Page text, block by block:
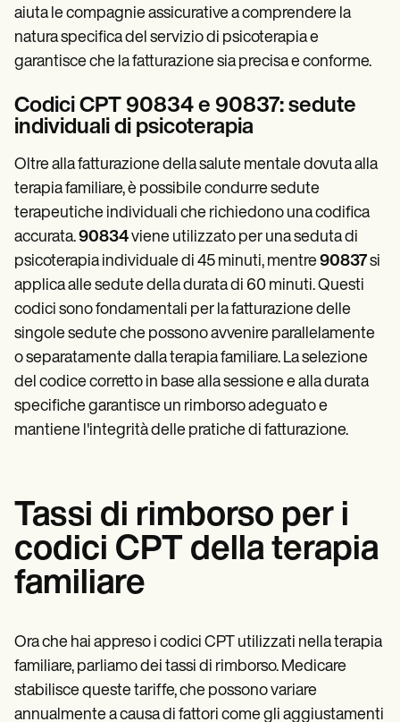
aiuta le compagnie assicurative a comprendere la
natura specifica del servizio di psicoterapia e
garantisce che la fatturazione sia precisa e conforme.
Codici CPT 90834 e 90837: sedute
individuali di psicoterapia
Oltre alla fatturazione della salute mentale dovuta alla
terapia familiare, è possibile condurre sedute
terapeutiche individuali che richiedono una codifica
accurata.90834viene utilizzato per una seduta di
psicoterapia individuale di 45 minuti, mentre90837si
applica alle sedute della durata di 60 minuti. Questi
codici sono fondamentali per la fatturazione delle
singole sedute che possono avvenire parallelamente
o separatamente dalla terapia familiare. La selezione
del codice corretto in base alla sessione e alla durata
specifiche garantisce un rimborso adeguato e
mantiene l'integrità delle pratiche di fatturazione.
Tassi di rimborso per i
codici CPT della terapia
familiare
Ora che hai appreso i codici CPT utilizzati nella terapia
familiare, parliamo dei tassi di rimborso. Medicare
stabilisce queste tariffe, che possono variare
annualmente a causa di fattori come gli aggiustamenti